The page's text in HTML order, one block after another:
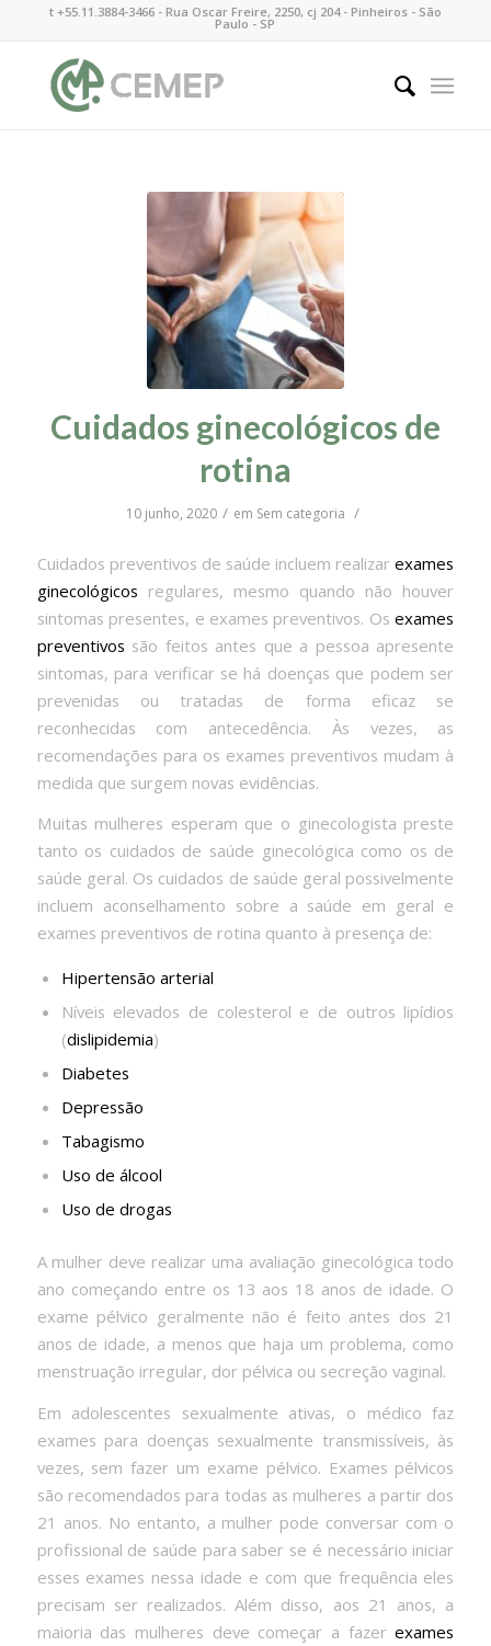
t +55.11.3884-3466 - Rua Oscar Freire, 2250, cj 204 - Pinheiros - São
Paulo - SP
Cuidados ginecológicos de
rotina
10 junho, 2020 / em Sem categoria /
Cuidados preventivos de saúde incluem realizarexames
ginecológicos regulares, mesmo quando não houver
sintomas presentes, e exames preventivos. Osexames
preventivos são feitos antes que a pessoa apresente
sintomas, para verificar se há doenças que podem ser
prevenidas ou tratadas de forma eficaz se
reconhecidas com antecedência. Às vezes, as
recomendações para os exames preventivos mudam à
medida que surgem novas evidências.
Muitas mulheres esperam que o ginecologista preste
tanto os cuidados de saúde ginecológica como os de
saúde geral. Os cuidados de saúde geral possivelmente
incluem aconselhamento sobre a saúde em geral e
exames preventivos de rotina quanto à presença de:
Hipertensão arterial
Níveis elevados de colesterol e de outros lipídios
(dislipidemia)
Diabetes
Depressão
Tabagismo
Uso de álcool
Uso de drogas
A mulher deve realizar uma avaliação ginecológica todo
ano começando entre os 13 aos 18 anos de idade. O
exame pélvico geralmente não é feito antes dos 21
anos de idade, a menos que haja um problema, como
menstruação irregular, dor pélvica ou secreção vaginal.
Em adolescentes sexualmente ativas, o médico faz
exames para doenças sexualmente transmissíveis, às
vezes, sem fazer um exame pélvico. Exames pélvicos
são recomendados para todas as mulheres a partir dos
21 anos. No entanto, a mulher pode conversar com o
profissional de saúde para saber se é necessário iniciar
esses exames nessa idade e com que frequência eles
precisam ser realizados. Além disso, aos 21 anos, a
maioria das mulheres deve começar a fazerexames